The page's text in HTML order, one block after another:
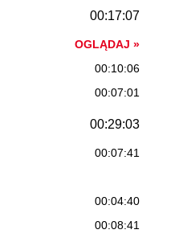
00:17:07
OGLĄDAJ »
00:10:06
00:07:01
00:29:03
00:07:41
00:04:40
00:08:41